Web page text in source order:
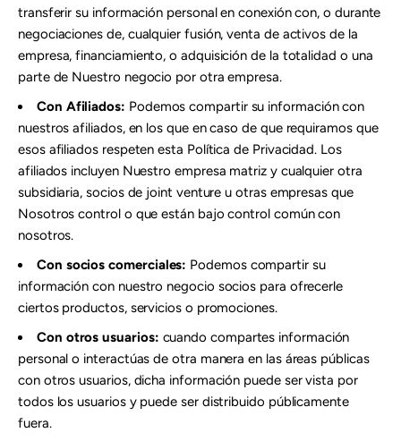
transferir su información personal en conexión con, o durante
negociaciones de, cualquier fusión, venta de activos de la
empresa, financiamiento, o adquisición de la totalidad o una
parte de Nuestro negocio por otra empresa.
Con Afiliados: Podemos compartir su información con
nuestros afiliados, en los que en caso de que requiramos que
esos afiliados respeten esta Política de Privacidad. Los
afiliados incluyen Nuestro empresa matriz y cualquier otra
subsidiaria, socios de joint venture u otras empresas que
Nosotros control o que están bajo control común con
nosotros.
Con socios comerciales: Podemos compartir su
información con nuestro negocio socios para ofrecerle
ciertos productos, servicios o promociones.
Con otros usuarios: cuando compartes información
personal o interactúas de otra manera en las áreas públicas
con otros usuarios, dicha información puede ser vista por
todos los usuarios y puede ser distribuido públicamente
fuera.